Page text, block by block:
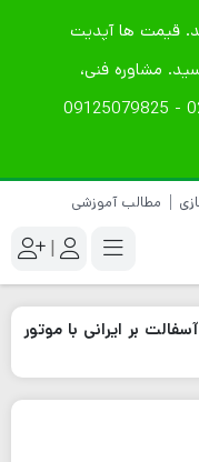
60 روزه دارند. قیمت ها آپدیت
مشاوره فنی،
مطالب آموزشی
|
بر ایرانی با موتور